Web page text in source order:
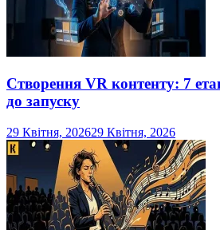
Створення VR контенту: 7
до запуску
29 Квітня, 202629 Квітня, 2026